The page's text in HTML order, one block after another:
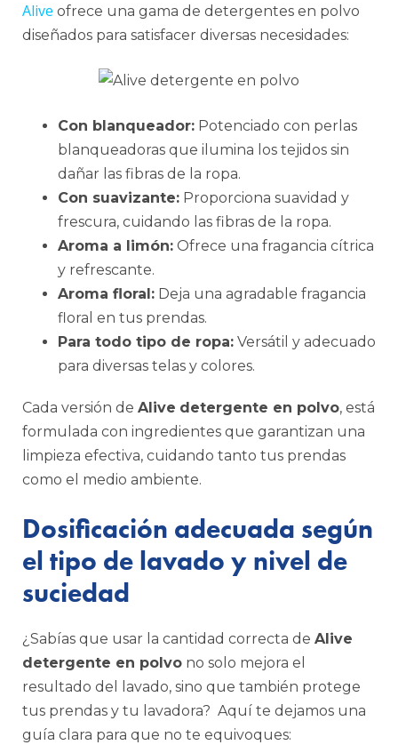
Alive ofrece una gama de detergentes en polvo
diseñados para satisfacer diversas necesidades:
Con blanqueador: Potenciado con perlas
blanqueadoras que ilumina los tejidos sin
dañar las fibras de la ropa.
Con suavizante: Proporciona suavidad y
frescura, cuidando las fibras de la ropa.
Aroma a limón: Ofrece una fragancia cítrica
y refrescante.
Aroma floral: Deja una agradable fragancia
floral en tus prendas.
Para todo tipo de ropa: Versátil y adecuado
para diversas telas y colores.
Cada versión de Alive detergente en polvo, está
formulada con ingredientes que garantizan una
limpieza efectiva, cuidando tanto tus prendas
como el medio ambiente.
Dosificación adecuada según
el tipo de lavado y nivel de
suciedad
¿Sabías que usar la cantidad correcta de Alive
detergente en polvo no solo mejora el
resultado del lavado, sino que también protege
tus prendas y tu lavadora? Aquí te dejamos una
guía clara para que no te equivoques: